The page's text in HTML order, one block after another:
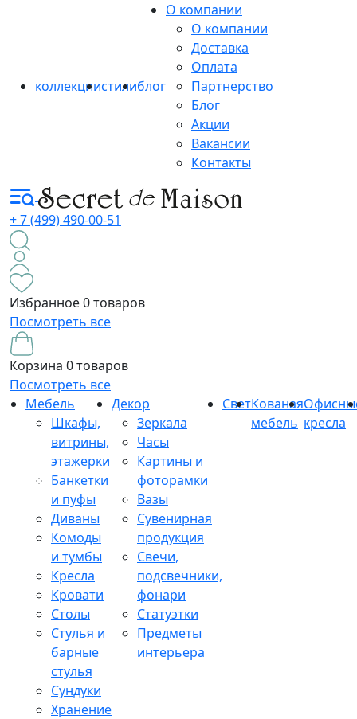
коллекциистилиблог
О компании
О компании
Доставка
Оплата
Партнерство
Блог
Акции
Вакансии
Контакты
+ 7 (499) 490-00-51
Избранное0 товаров
Посмотреть все
Корзина 0 товаров
Посмотреть все
Мебель
Шкафы,
витрины,
этажерки
Банкетки
и пуфы
Диваны
Комоды
и тумбы
Кресла
Кровати
Столы
Стулья и
барные
стулья
Сундуки
Хранение
Декор
Зеркала
Часы
Картины и
фоторамки
Вазы
Сувенирная
продукция
Свечи,
подсвечники,
фонари
Статуэтки
Предметы
интерьера
СветКованая
мебель кресла